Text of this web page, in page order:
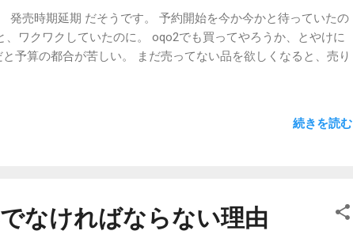
発売時期延期 だそうです。 予約開始を今か今かと待っていたの
、ワクワクしていたのに。 oqo2でも買ってやろうか、とやけに
予算の都合が苦しい。 まだ売ってない品を欲しくなると、売り
続きを読む
なければならない理由